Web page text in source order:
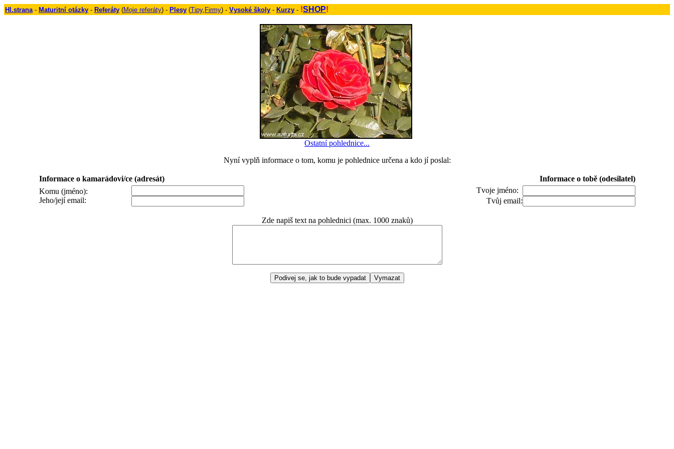
Hl.strana- Maturitní otázky - Referáty (Moje referáty) - Plesy (Tipy, Firmy) - Vysoké školy - Kurzy - !SHOP!
Ostatní pohlednice...
Nyní vyplň informace o tom, komu je pohlednice určena a kdo jí poslal:
Informace o kamarádovi/ce (adresát)
Informace o tobě (odesilatel)
Komu (jméno):
Jeho/její email:
Tvoje jméno:
Tvůj email:
Zde napiš text na pohlednici (max. 1000 znaků)